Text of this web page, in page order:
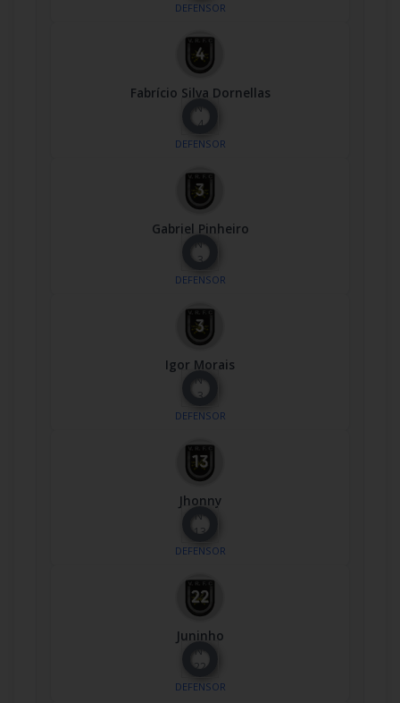
DEFENSOR
Fabrício Silva Dornellas
Nº
4
DEFENSOR
Gabriel Pinheiro
Nº
3
DEFENSOR
Igor Morais
Nº
3
DEFENSOR
Jhonny
Nº
13
DEFENSOR
Juninho
Nº
22
DEFENSOR